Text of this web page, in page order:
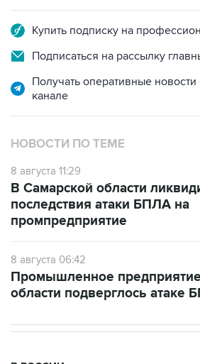
Подписаться на рассылку
Получать оперативные
НОВОСТИ ПО ТЕМЕ
8 августа 11:29
последствия атаки БПЛА на
промпредприятие
8 августа 06:42
области подверглось атаке